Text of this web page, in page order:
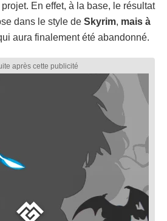
En effet, à la base, le résultat
dans le style de Skyrim, mais à
aura finalement été abandonné.